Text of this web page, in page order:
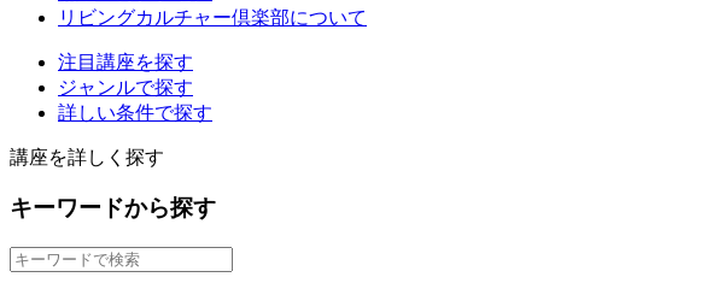
リビングカルチャー倶楽部について
注目講座を探す
ジャンルで探す
詳しい条件で探す
講座を詳しく探す
キーワードから探す